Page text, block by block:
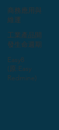
商務應用與
維運
工業產品開
發生命週期
Easy8
(原:Easy
Redmine)